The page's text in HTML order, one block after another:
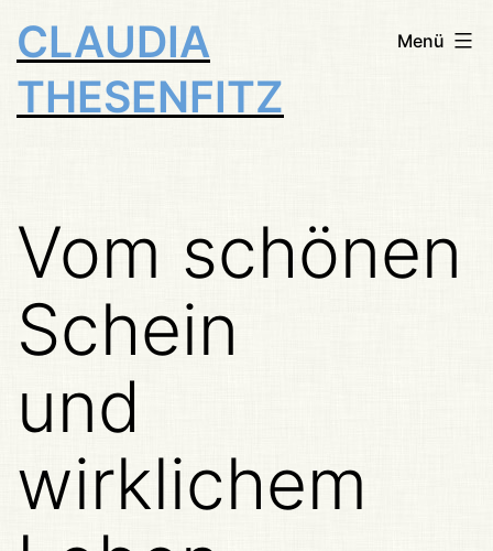
Inhalt
springen
CLAUDIA
THESENFITZ
Menü
Vom schönen
Schein
und
wirklichem